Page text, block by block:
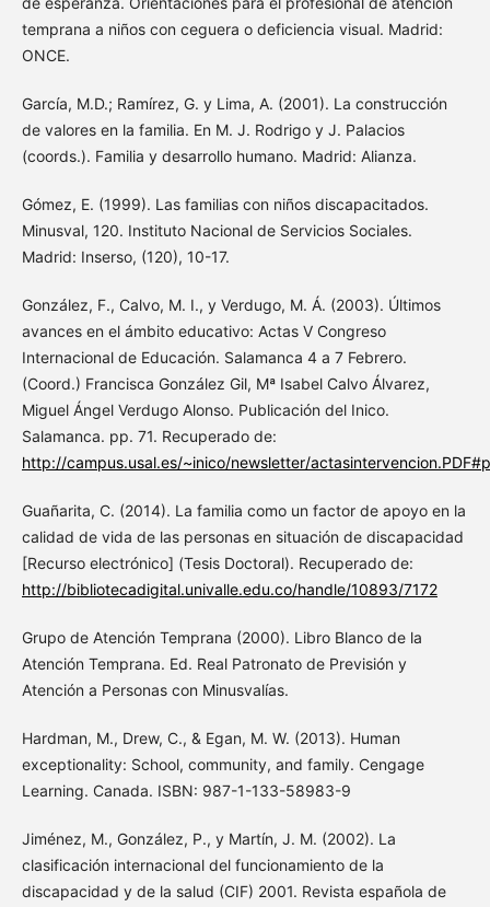
temprana a niños con ceguera o deficiencia visual. Madrid:
ONCE.
García, M.D.; Ramírez, G. y Lima, A. (2001). La construcción
de valores en la familia. En M. J. Rodrigo y J. Palacios
(coords.). Familia y desarrollo humano. Madrid: Alianza.
Gómez, E. (1999). Las familias con niños discapacitados.
Minusval, 120. Instituto Nacional de Servicios Sociales.
Madrid: Inserso, (120), 10-17.
González, F., Calvo, M. I., y Verdugo, M. Á. (2003). Últimos
avances en el ámbito educativo: Actas V Congreso
Internacional de Educación. Salamanca 4 a 7 Febrero.
(Coord.) Francisca González Gil, Mª Isabel Calvo Álvarez,
Miguel Ángel Verdugo Alonso. Publicación del Inico.
Salamanca. pp. 71. Recuperado de:
http://campus.usal.es/~inico/newsletter/
Guañarita, C. (2014). La familia como un factor de apoyo en la
calidad de vida de las personas en situación de discapacidad
[Recurso electrónico] (Tesis Doctoral). Recuperado de:
http://bibliotecadigital.univalle.edu.co/handle/10893/7172
Grupo de Atención Temprana (2000). Libro Blanco de la
Atención Temprana. Ed. Real Patronato de Previsión y
Atención a Personas con Minusvalías.
Hardman, M., Drew, C., & Egan, M. W. (2013). Human
exceptionality: School, community, and family. Cengage
Learning. Canada. ISBN: 987-1-133-58983-9
Jiménez, M., González, P., y Martín, J. M. (2002). La
clasificación internacional del funcionamiento de la
discapacidad y de la salud (CIF) 2001. Revista española de